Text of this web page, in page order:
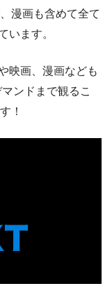
漫画も含めて全て
います。
映画、漫画なども
ンドまで観るこ
！